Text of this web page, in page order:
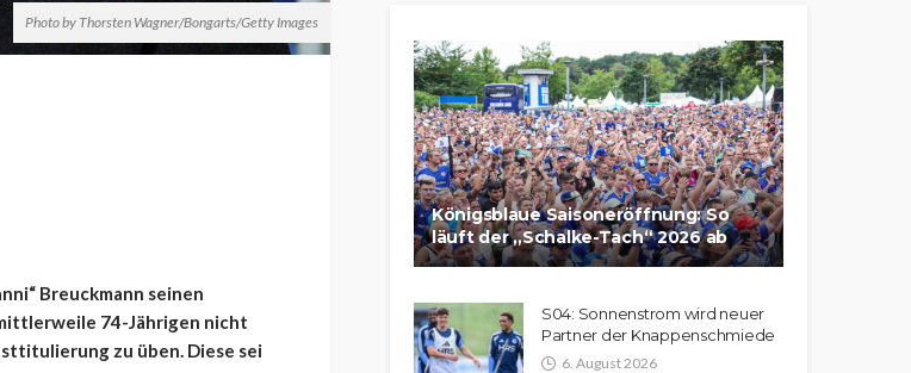
Photo by Thorsten Wagner/Bongarts/Getty Images
Breuckmann seinen
74-Jährigen nicht
zu üben. Diese sei
Königsblaue Saisoneröffnung: So
läuft der „Schalke-Tach“ 2026 ab
S04: Sonnenstrom wird neuer
Partner der Knappenschmiede
6. August 2026